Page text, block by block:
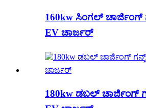
160kw ಸಿಂಗಲ್ ಚಾರ್ಜಿಂಗ್
EV ಚಾರ್ಜರ್
180kw ಡಬಲ್ ಚಾರ್ಜಿಂಗ್